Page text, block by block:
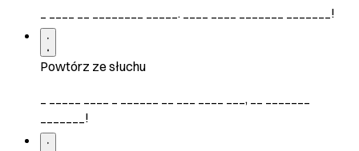
_ ____ __ ________ _____. ____ ____ _______ _______!
Powtórz ze słuchu
_ _____ ____ _ ______ __ ___ ____ ___, __ _______
_______!